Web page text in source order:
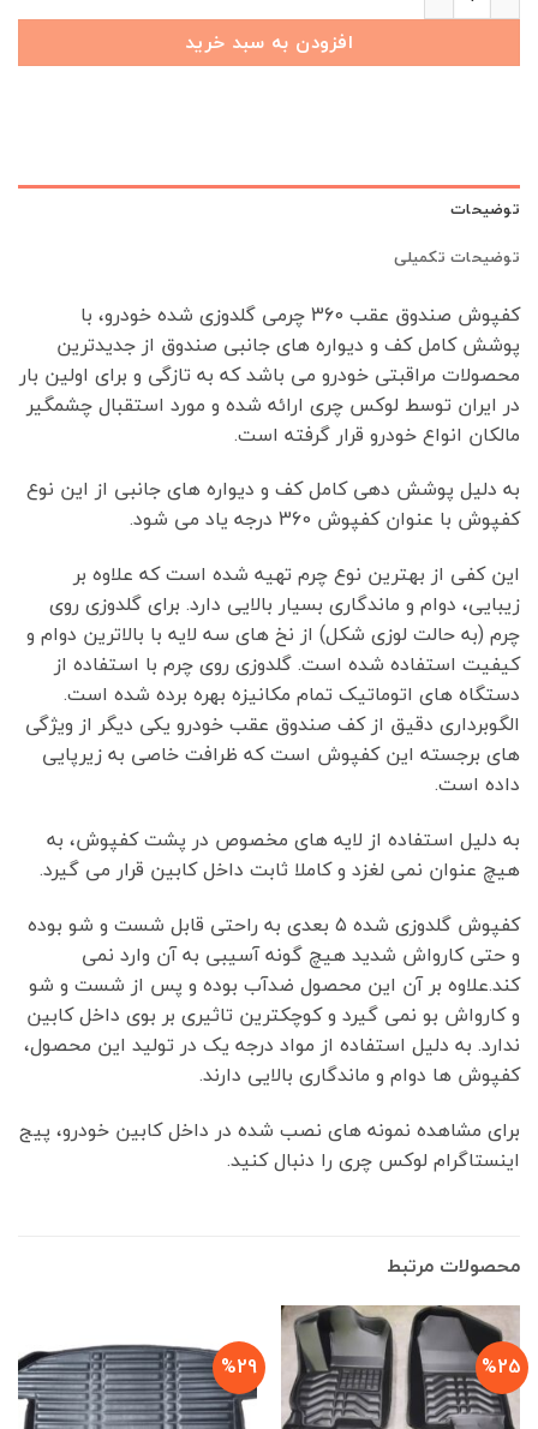
افزودن به سبد خرید
توضیحات
توضیحات تکمیلی
کفپوش صندوق عقب 360 چرمی گلدوزی شده خودرو، با
پوشش کامل کف و دیواره های جانبی صندوق از جدیدترین
محصولات مراقبتی خودرو می باشد که به تازگی و برای اولین بار
در ایران توسط لوکس چری ارائه شده و مورد استقبال چشمگیر
مالکان انواع خودرو قرار گرفته است.
به دلیل پوشش دهی کامل کف و دیواره های جانبی از این نوع
کفپوش با عنوان کفپوش 360 درجه یاد می شود.
این کفی از بهترین نوع چرم تهیه شده است که علاوه بر
زیبایی، دوام و ماندگاری بسیار بالایی دارد. برای گلدوزی روی
چرم (به حالت لوزی شکل) از نخ های سه لایه با بالاترین دوام و
کیفیت استفاده شده است. گلدوزی روی چرم با استفاده از
دستگاه های اتوماتیک تمام مکانیزه بهره برده شده است.
الگوبرداری دقیق از کف صندوق عقب خودرو یکی دیگر از ویژگی
های برجسته این کفپوش است که ظرافت خاصی به زیرپایی
داده است.
به دلیل استفاده از لایه های مخصوص در پشت کفپوش، به
هیچ عنوان نمی لغزد و کاملا ثابت داخل کابین قرار می گیرد.
کفپوش گلدوزی شده ۵ بعدی به راحتی قابل شست و شو بوده
و حتی کارواش شدید هیچ گونه آسیبی به آن وارد نمی
کند.علاوه بر آن این محصول ضدآب بوده و پس از شست و شو
و کارواش بو نمی گیرد و کوچکترین تاثیری بر بوی داخل کابین
ندارد. به دلیل استفاده از مواد درجه یک در تولید این محصول،
کفپوش ها دوام و ماندگاری بالایی دارند.
برای مشاهده نمونه های نصب شده در داخل کابین خودرو، پیج
اینستاگرام لوکس چری را دنبال کنید.
محصولات مرتبط
%25
%29